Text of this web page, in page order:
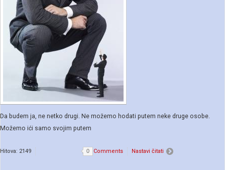
Da budem ja, ne netko drugi. Ne možemo hodati putem neke druge osobe.
Možemo ići samo svojim putem
Comments Nastavi čitati
Hitova: 2149 0